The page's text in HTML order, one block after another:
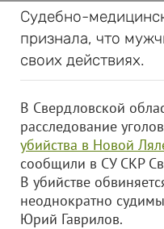
Судебно-
признала, что
своих действиях.
В Свердловской
расследование
убийства в Новой
сообщили в СУ СКР
В убийстве
неоднократно
Юрий Гаврилов.